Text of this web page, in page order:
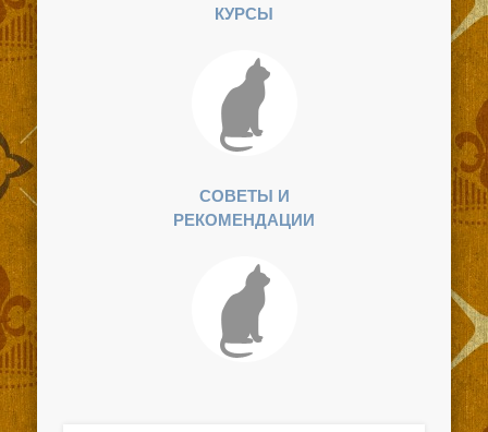
КУРСЫ
СОВЕТЫ И
РЕКОМЕНДАЦИИ